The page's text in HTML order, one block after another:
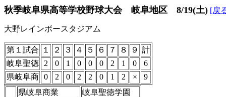
秋季岐阜県高等学校野球大会 岐阜地区 8/19(土) [戻
大野レインボースタジアム
第１試合 １ ２ ３ ４ ５ ６ ７ ８ ９ 計
岐阜聖徳
2 0 1 0 0 0 2 1 0
6
県岐阜商 0 2 0 2 2 0 1 2 ×
9
県岐阜商業
岐阜聖徳学園